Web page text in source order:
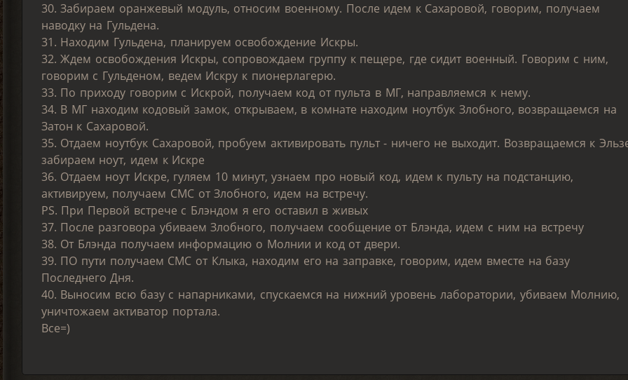
30. Забираем оранжевый модуль, относим военному. После идем к Сахаровой, говорим, получаем
наводку на Гульдена.
31. Находим Гульдена, планируем освобождение Искры.
32. Ждем освобождения Искры, сопровождаем группу к пещере, где сидит военный. Говорим с ним,
говорим с Гульденом, ведем Искру к пионерлагерю.
33. По приходу говорим с Искрой, получаем код от пульта в МГ, направляемся к нему.
34. В МГ находим кодовый замок, открываем, в комнате находим ноутбук Злобного, возвращаемся на
Затон к Сахаровой.
35. Отдаем ноутбук Сахаровой, пробуем активировать пульт - ничего не выходит. Возвращаемся к
забираем ноут, идем к Искре
36. Отдаем ноут Искре, гуляем 10 минут, узнаем про новый код, идем к пульту на подстанцию,
активируем, получаем СМС от Злобного, идем на встречу.
PS. При Первой встрече с Блэндом я его оставил в живых
37. После разговора убиваем Злобного, получаем сообщение от Блэнда, идем с ним на встречу
38. От Блэнда получаем информацию о Молнии и код от двери.
39. ПО пути получаем СМС от Клыка, находим его на заправке, говорим, идем вместе на базу
Последнего Дня.
40. Выносим всю базу с напарниками, спускаемся на нижний уровень лаборатории, убиваем Молнию,
уничтожаем активатор портала.
Все=)